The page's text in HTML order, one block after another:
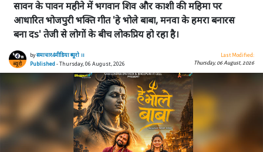
सावन के पावन महीने में भगवान शिव और काशी की महिमा पर
आधारित भोजपुरी भक्ति गीत 'हे भोले बाबा, मनवा के हमरा बनारस
बना दs' तेजी से लोगों के बीच लोकप्रिय हो रहा है।
byसमाचार4मीडिया ब्यूरो ।।
Published - Thursday, 06 August, 2026
Last Modified:
Thursday, 06 August, 2026